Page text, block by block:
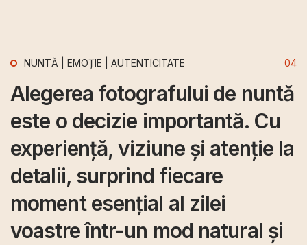
NUNTĂ | EMOȚIE | AUTENTICITATE
Alegerea fotografului de nuntă
este o decizie importantă. Cu
experiență, viziune și atenție la
detalii, surprind fiecare
moment esențial al zilei
voastre într-un mod natural și
04